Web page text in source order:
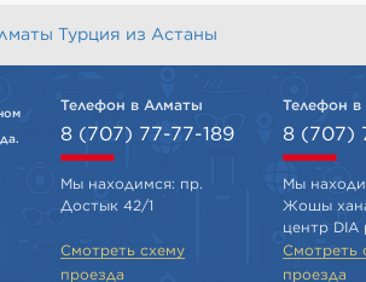
Турция из Астаны
Телефон в Алматы
8 (707) 77-77-189
Мы находимся: пр.
Достык 42/1
Смотреть схему
проезда
Телефон в
8 (707)
Мы
Жошы
центр DIA
Смотреть
проезда